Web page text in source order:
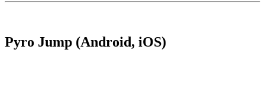
Pyro Jump (Android, iOS)